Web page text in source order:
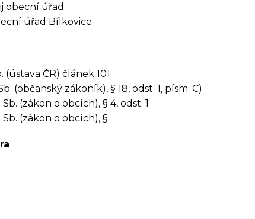
obecní úřad
úřad Bílkovice.
(ústava ČR) článek 101
(občanský zákoník), § 18, odst. 1, písm. C)
(zákon o obcích), § 4, odst. 1
Sb. (zákon o obcích), §